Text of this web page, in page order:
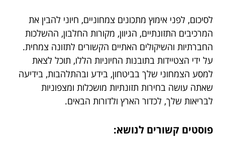
לסיכום, לפני אימוץ מתכונים צמחוניים, חיוני להבין את
המרכיבים התזונתיים, הגיוון, מקורות החלבון, ההשלכות
החברתיות והשיקולים האתיים הקשורים לתזונה צמחית.
על ידי הצטיידות בתובנות החיוניות הללו, תוכל לצאת
למסע הצמחוני שלך בביטחון, בידע ובהתלהבות, בידיעה
שאתה עושה בחירות תזונתיות מושכלות ומצפוניות
לבריאות שלך, לכדור הארץ ולדורות הבאים.
פוסטים קשורים לנושא: